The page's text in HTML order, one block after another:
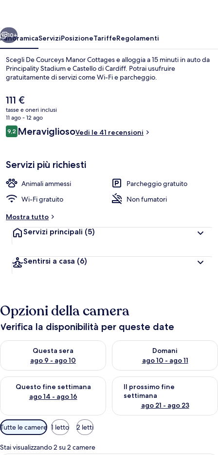
Avanti
10+
PanoramicaServiziPosizioneTariffeRegolamenti
Scegli De Courceys Manor Cottages e alloggia a 15 minuti in auto da
Principality Stadium e Castello di Cardiff. Potrai usufruire
gratuitamente di servizi come Wi-Fi e parcheggio.
Il
prezzo
attuale
è
111 €
111 €
tasse e oneri inclusi
11 ago - 12 ago
Recensioni
9,29,2 su 10
MeravigliosoVedi le 41 recensioni
Servizi più richiesti
Animali ammessi
Parcheggio gratuito
Wi-Fi gratuito
Non fumatori
Mostra tutto
Servizi principali (5)
Sentirsi a casa (6)
Opzioni della camera
Verifica la disponibilità per queste date
Questa sera
ago 9 - ago 10
Verifica la disponibilità per questa sera, ago 9 - ago 10
Domani
ago 10 - ago 11
Verifica la disponibilità per
Questo fine settimana
ago 14 - ago 16
Verifica la disponibilità per questo fine settimana, ago 14 -
Il prossimo fine
settimana
ago 21 - ago 23
Verifica la disponibilità per il
Filtri
disponibili
per
Tutte le camere 1 letto 2 letti
Stai visualizzando 2 su 2 camere